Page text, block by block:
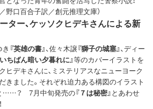
野口百合子訳／創元推理文庫）
ター、ケッソクヒデキさんによる新
『英雄の書』、佐々木譲『獅子の城塞』、ディー
ちばん暗い夕暮れに』等のカバーイラストを
ヒデキさんに、ミステリアスなニューヨーク
きました。それぞれ迫力ある構図のイラスト
……？ 7月中旬発売の『７は秘密』 とあわせ